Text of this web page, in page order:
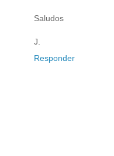
Saludos
J.
Responder